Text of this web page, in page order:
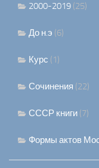
2000-2019 (25)
До н.э (6)
Курс (1)
Сочинения (22)
СССР книги (7)
Формы актов